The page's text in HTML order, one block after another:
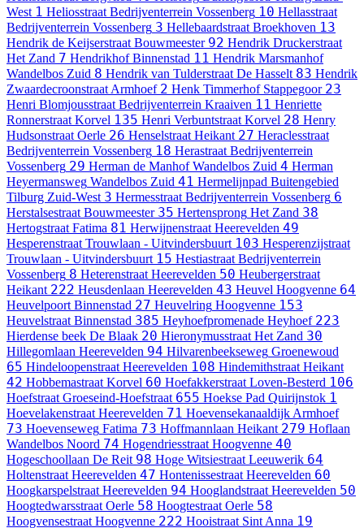
West 1 Heliosstraat Bedrijventerrein Vossenberg 10 Hellasstraat
Bedrijventerrein Vossenberg 3 Hellebaardstraat Broekhoven 13
Hendrik de Keijserstraat Bouwmeester 92 Hendrik Druckerstraat
Het Zand 7 Hendrikhof Binnenstad 11 Hendrik Marsmanhof
Wandelbos Zuid 8 Hendrik van Tulderstraat De Hasselt 83 Hendrik
ZwaardecroonstraatArmhoef 2 Henk Timmerhof Stappegoor 23
Henri Blomjousstraat Bedrijventerrein Kraaiven 11 Henriette
Ronnerstraat Korvel 135 Henri Verbuntstraat Korvel 28 Henry
Hudsonstraat Oerle 26 Henselstraat Heikant 27 Heraclesstraat
Bedrijventerrein Vossenberg 18 Herastraat Bedrijventerrein
Vossenberg 29 Herman de Manhof Wandelbos Zuid 4 Herman
Heyermansweg Wandelbos Zuid 41 Hermelijnpad Buitengebied
Tilburg Zuid-West 3 Hermesstraat Bedrijventerrein Vossenberg 6
Herstalsestraat Bouwmeester 35 Hertensprong Het Zand 38
Hertogstraat Fatima 81 Herwijnenstraat Heerevelden 49
Hesperenstraat Trouwlaan - Uitvindersbuurt 103 Hesperenzijstraat
Trouwlaan - Uitvindersbuurt 15 Hestiastraat Bedrijventerrein
Vossenberg 8 Heterenstraat Heerevelden 50 Heubergerstraat
Heikant 222 Heusdenlaan Heerevelden 43 Heuvel Hoogvenne 64
Heuvelpoort Binnenstad 27 Heuvelring Hoogvenne 153
Heuvelstraat Binnenstad 385 Heyhoefpromenade Heyhoef 223
Hierdense beek De Blaak 20 Hieronymusstraat Het Zand 30
Hillegomlaan Heerevelden 94 Hilvarenbeekseweg Groenewoud
65 Hindeloopenstraat Heerevelden 108 Hindemithstraat Heikant
42 Hobbemastraat Korvel 60 Hoefakkerstraat Loven-Besterd 106
Hoefstraat Groeseind-Hoefstraat 655 Hoekse Pad Quirijnstok 1
Hoevelakenstraat Heerevelden 71 HoevensekanaaldijkArmhoef
73 Hoevenseweg Fatima 73 Hoffmannlaan Heikant 279 Hoflaan
Wandelbos Noord 74 Hogendriesstraat Hoogvenne 40
Hogeschoollaan De Reit 98 Hoge Witsiestraat Leeuwerik 64
Holtenstraat Heerevelden 47 Hontenissestraat Heerevelden 60
Hoogkarspelstraat Heerevelden 94 Hooglandstraat Heerevelden 50
Hoogtedwarsstraat Oerle 58 Hoogtestraat Oerle 58
Hoogvensestraat Hoogvenne 222 Hooistraat Sint Anna 19